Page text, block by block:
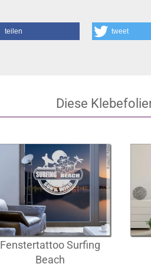
teilen tweet
Diese
Fenstertattoo Surfing
Beach